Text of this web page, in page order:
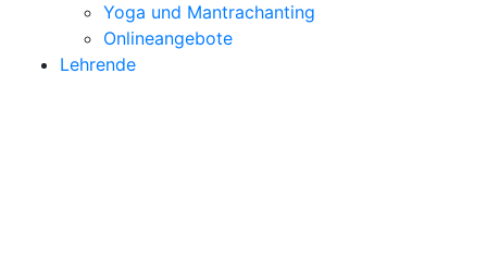
Yoga und Mantrachanting
Onlineangebote
Lehrende